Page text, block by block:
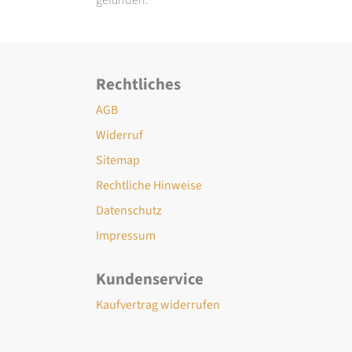
Rechtliches
AGB
Widerruf
Sitemap
Rechtliche Hinweise
Datenschutz
Impressum
Kundenservice
Kaufvertrag widerrufen